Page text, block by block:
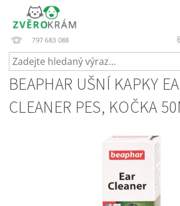
797 683 088
BEAPHAR UŠNÍ KAPKY
CLEANER PES, KOČKA